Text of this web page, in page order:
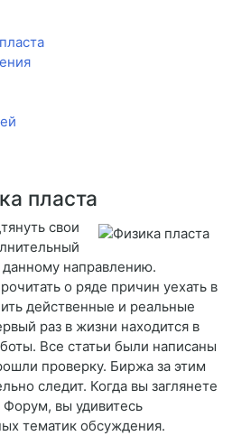
пласта
свои
направлению.
о ряде причин уехать в
действенные и реальные
раз в жизни находится в
Все статьи были написаны
проверку. Биржа за этим
следит. Когда вы заглянете
Форум, вы удивитесь
тематик обсуждения.